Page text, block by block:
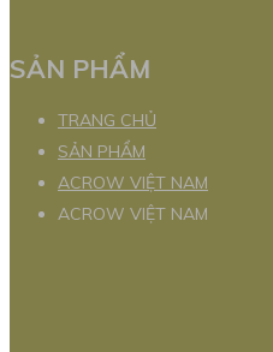
SẢN PHẨM
TRANG CHỦ
SẢN PHẨM
ACROW VIỆT NAM
ACROW VIỆT NAM